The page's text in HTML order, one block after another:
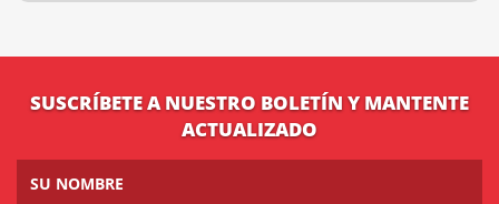
SUSCRÍBETE A NUESTRO BOLETÍN Y MANTENTE
ACTUALIZADO